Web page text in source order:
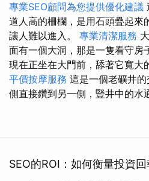
專業SEO顧問為您提供優化建議
道人高的柵欄，是用石頭疊起來
讓人難以進入。 專業清潔服務
面有一個大洞，那是一隻看守房
現在正坐在大門前，舔著它寬大
平價按摩服務 這是一個老礦井
側直接鑽到另一側，豎井中的水
SEO的ROI：如何衡量投資